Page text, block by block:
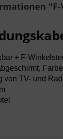
"F-
+ F-
von TV- und